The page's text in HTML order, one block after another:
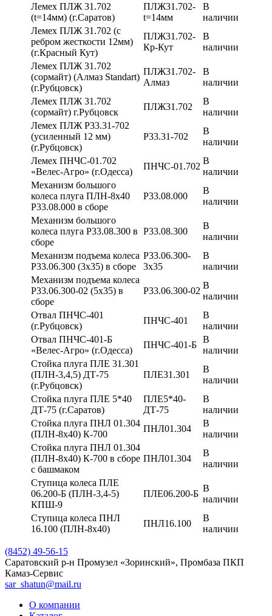
Лемех ПЛЖ 31.702
(t=14мм) (г.Саратов)
ПЛЖ31.702-
t=14мм
В
наличии
Лемех ПЛЖ 31.702 (с
ребром жесткости 12мм)
(г.Красный Кут)
ПЛЖ31.702-
Кр-Кут
В
наличии
Лемех ПЛЖ 31.702
(сормайт) (Алмаз Standart)
(г.Рубцовск)
ПЛЖ31.702-
Алмаз
В
наличии
Лемех ПЛЖ 31.702
(сормайт) г.Рубцовск
ПЛЖ31.702
В
наличии
Лемех ПЛЖ Р33.31-702
(усиленный 12 мм)
(г.Рубцовск)
Р33.31-702
В
наличии
Лемех ПНЧС-01.702
«Велес-Агро» (г.Одесса)
ПНЧС-01.702
В
наличии
Механизм большого
колеса плуга ПЛН-8х40
Р33.08.000 в сборе
Р33.08.000
В
наличии
Механизм большого
колеса плуга Р33.08.300 в
сборе
Р33.08.300
В
наличии
Механизм подъема колеса
Р33.06.300 (3х35) в сборе
Р33.06.300-
3х35
В
наличии
Механизм подъема колеса
Р33.06.300-02 (5х35) в
сборе
Р33.06.300-02
В
наличии
Отвал ПНЧС-401
(г.Рубцовск)
ПНЧС-401
В
наличии
Отвал ПНЧС-401-Б
«Велес-Агро» (г.Одесса)
ПНЧС-401-Б
В
наличии
Стойка плуга ПЛЕ 31.301
(ПЛН-3,4,5) ДТ-75
(г.Рубцовск)
ПЛЕ31.301
В
наличии
Стойка плуга ПЛЕ 5*40
ДТ-75 (г.Саратов)
ПЛЕ5*40-
ДТ-75
В
наличии
Стойка плуга ПНЛ 01.304
(ПЛН-8х40) К-700
ПНЛ01.304
В
наличии
Стойка плуга ПНЛ 01.304
(ПЛН-8х40) К-700 в сборе
с башмаком
ПНЛ01.304
В
наличии
Ступица колеса ПЛЕ
06.200-Б (ПЛН-3,4-5)
КПШ-9
ПЛЕ06.200-Б
В
наличии
Ступица колеса ПНЛ
16.100 (ПЛН-8х40)
ПНЛ16.100
В
наличии
(8452) 49-56-15
Саратовский р-н Промузел «Зоринский», Промбаза ПКП
Камаз-Сервис
sar_shatun@mail.ru
О компании